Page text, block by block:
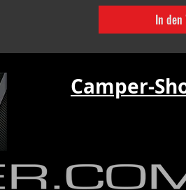
In den
Camper-